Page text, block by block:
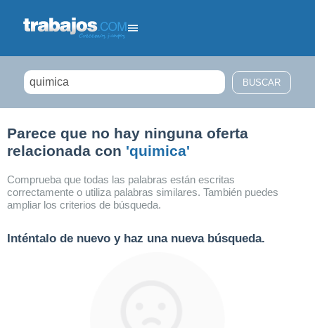
Parece que no hay ninguna oferta
relacionada con 'quimica'
Comprueba que todas las palabras están escritas
correctamente o utiliza palabras similares. También puedes
ampliar los criterios de búsqueda.
Inténtalo de nuevo y haz una nueva búsqueda.